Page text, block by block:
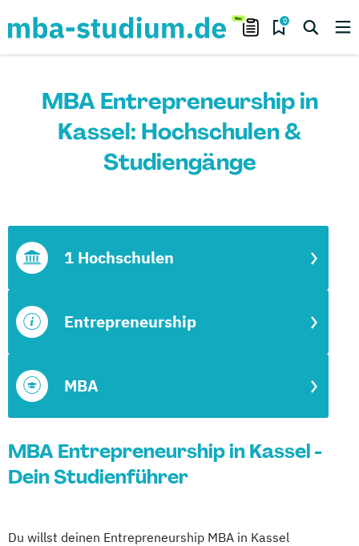
0
MBA Entrepreneurship in
Kassel: Hochschulen &
Studiengänge
MBA
Entrepreneurship
1 Hochschulen
MBA Entrepreneurship in Kassel -
Dein Studienführer
Du willst deinen Entrepreneurship MBA in Kassel